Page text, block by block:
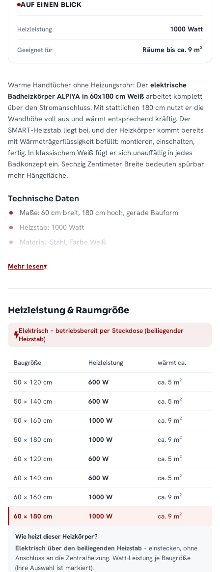
Warme Handtücher ohne Heizungsrohr: Der elektrische
Badheizkörper ALPIYA in 60x180 cm Weiß arbeitet komplett
über den Stromanschluss. Mit stattlichen 180 cm nutzt er die
Wandhöhe voll aus und wärmt entsprechend kräftig. Der
SMART-Heizstab liegt bei, und der Heizkörper kommt bereits
mit Wärmeträgerflüssigkeit befüllt: montieren, einschalten,
fertig. In klassischem Weiß fügt er sich unauffällig in jedes
Badkonzept ein. Sechzig Zentimeter Breite bedeuten spürbar
mehr Hängefläche.
Technische Daten
Maße: 60 cm breit, 180 cm hoch, gerade Bauform
Heizstab: 1000 Watt
Material: Stahl, Farbe Weiß
Badheizkörper wärmt, sobald Sie ihn brauchen. Sein
Stahlkorpus in Weiß gibt die Wärme gleichmäßig ab und
trocknet Handtücher zuverlässig. Alle Größen und
Ausführungen der Serie finden Sie in der Kategorie
AUF EINEN BLICK
Heizleistung 1000 Watt
Geeignet für Räume bis ca. 9 m²
Mehr lesen
Heizleistung & Raumgröße
Elektrisch – betriebsbereit per Steckdose (beiliegender
Heizstab)
Baugröße Heizleistung wärmt ca.
50 × 120 cm 600 W ca. 5 m²
50 × 140 cm 600 W ca. 5 m²
50 × 160 cm 1000 W ca. 9 m²
50 × 180 cm 1000 W ca. 9 m²
60 × 120 cm 600 W ca. 5 m²
60 × 140 cm 600 W ca. 5 m²
60 × 160 cm 1000 W ca. 9 m²
60 × 180 cm 1000 W ca. 9 m²
Wie heizt dieser Heizkörper?
Elektrisch über den beiliegenden Heizstab – einstecken, ohne
Anschluss an die Zentralheizung. Watt-Leistung je Baugröße
(Ihre Auswahl ist markiert).